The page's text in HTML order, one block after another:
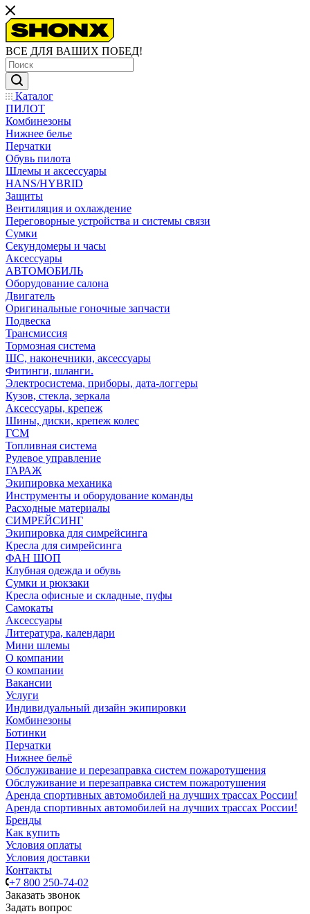
ВСЕ ДЛЯ ВАШИХ ПОБЕД!
Каталог
ПИЛОТ
Комбинезоны
Нижнее белье
Перчатки
Обувь пилота
Шлемы и аксессуары
HANS/HYBRID
Защиты
Вентиляция и охлаждение
Переговорные устройства и системы связи
Сумки
Секундомеры и часы
Аксессуары
АВТОМОБИЛЬ
Оборудование салона
Двигатель
Оригинальные гоночные запчасти
Подвеска
Трансмиссия
Тормозная система
ШС, наконечники, аксессуары
Фитинги, шланги.
Электросистема, приборы, дата-логгеры
Кузов, стекла, зеркала
Аксессуары, крепеж
Шины, диски, крепеж колес
ГСМ
Топливная система
Рулевое управление
ГАРАЖ
Экипировка механика
Инструменты и оборудование команды
Расходные материалы
СИМРЕЙСИНГ
Экипировка для симрейсинга
Кресла для симрейсинга
ФАН ШОП
Клубная одежда и обувь
Сумки и рюкзаки
Кресла офисные и складные, пуфы
Самокаты
Аксессуары
Литература, календари
Мини шлемы
О компании
О компании
Вакансии
Услуги
Индивидуальный дизайн экипировки
Комбинезоны
Ботинки
Перчатки
Нижнее бельё
Обслуживание и перезаправка систем пожаротушения
Обслуживание и перезаправка систем пожаротушения
Аренда спортивных автомобилей на лучших трассах России!
Аренда спортивных автомобилей на лучших трассах России!
Бренды
Как купить
Условия оплаты
Условия доставки
Контакты
+7 800 250-74-02
Заказать звонок
Задать вопрос